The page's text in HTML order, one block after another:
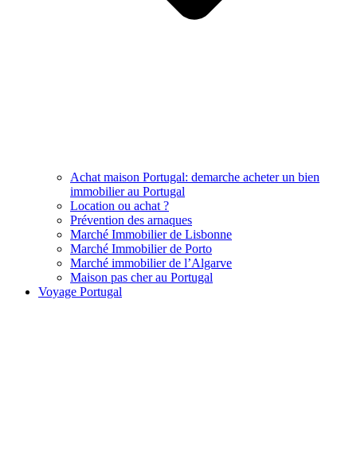
Achat maison Portugal: demarche acheter un bien
immobilier au Portugal
Location ou achat ?
Prévention des arnaques
Marché Immobilier de Lisbonne
Marché Immobilier de Porto
Marché immobilier de l’Algarve
Maison pas cher au Portugal
Voyage Portugal